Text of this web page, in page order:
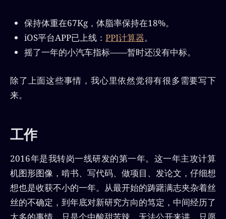
保持体重在67Kg，体脂率保持在18%。
iOS平台APP已上线： PPI计算器。
摇了一年的小汽车指标——暂时还没有中标。
除了上面这些事情，我心里依然觉得有很多需要写下
来。
工作
2016年是我转岗一线研发的第一年。这一年主攻计算
机图形图像，啃书、写代码、做项目、发论文，仔细想
想也是收获不小的一年。从最开始的踌躇满志夹杂着丝
丝的不确定，到年底对新研究方向的笃定，中间经历了